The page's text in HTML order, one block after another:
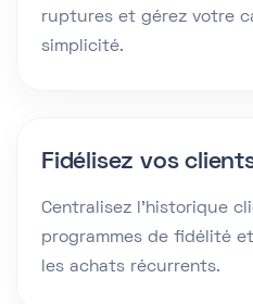
ruptures et gérez votre
simplicité.
Fidélisez vos
Centralisez l’historique
programmes de fidélité
les achats récurrents.